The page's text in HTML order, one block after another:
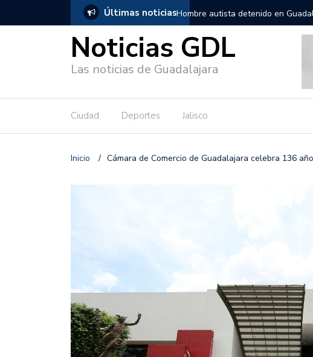
Últimas noticias
salió de los separos sin lesiones graves Títeres gigantes recorrerán las
Noticias GDL
Las noticias de Guadalajara
Ciudad Deportes Jalisco
Inicio / Cámara de Comercio de Guadalajara celebra 136